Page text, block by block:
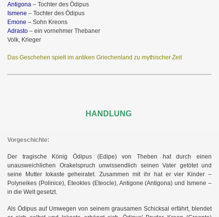
Antigona – Tochter des Ödipus
Ismene – Tochter des Ödipus
Emone – Sohn Kreons
Adrasto – ein vornehmer Thebaner
Volk, Krieger
Das Geschehen spielt im antiken Griechenland zu mythischer Zeit
HANDLUNG
Vorgeschichte:
Der tragische König Ödipus (Edipe) von Theben hat durch einen
unausweichlichen Orakelspruch unwissendlich seinen Vater getötet und
seine Mutter Iokaste geheiratet. Zusammen mit ihr hat er vier Kinder –
Polyneikes (Polinice), Eteokles (Eteocle), Antigone (Antigona) und Ismene –
in die Welt gesetzt.
Als Ödipus auf Umwegen von seinem grausamen Schicksal erfährt, blendet